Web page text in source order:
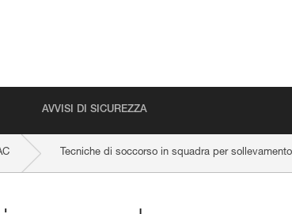
AVVISI DI SICUREZZA
Tecniche di soccorso in squadra per